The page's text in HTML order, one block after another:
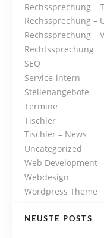
Rechssprechung –
Rechssprechung –
Rechssprechung –
Rechtssprechung
SEO
Service-intern
Stellenangebote
Termine
Tischler
Tischler – News
Uncategorized
Web Development
Webdesign
Wordpress Theme
NEUSTE POSTS